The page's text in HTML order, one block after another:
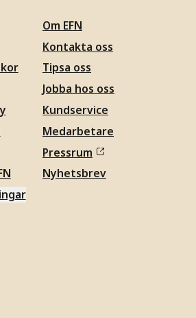
Om EFN
Kontakta oss
Tipsa oss
Jobba hos oss
Kundservice
Medarbetare
Pressrum
Nyhetsbrev